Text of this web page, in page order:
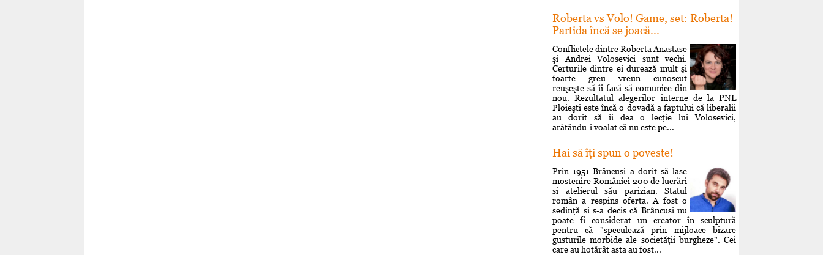
Roberta vs Volo! Game, set: Roberta!
Partida încă se joacă...
Conflictele dintre Roberta Anastase
şi Andrei Volosevici sunt vechi.
Certurile dintre ei durează mult şi
foarte greu vreun cunoscut
reuşeşte să îi facă să comunice din
nou. Rezultatul alegerilor interne de la PNL
Ploieşti este încă o dovadă a faptului că liberalii
au dorit să îi dea o lecţie lui Volosevici,
arâtându-i voalat că nu este pe...
Hai să îţi spun o poveste!
Prin 1951 Brâncusi a dorit să lase
mostenire României 200 de lucrări
si atelierul său parizian. Statul
român a respins oferta. A fost o
sedinţă si s-a decis că Brâncusi nu
poate fi considerat un creator în sculptură
pentru că "speculează prin mijloace bizare
gusturile morbide ale societăţii burgheze". Cei
care au hotărât asta au fost...